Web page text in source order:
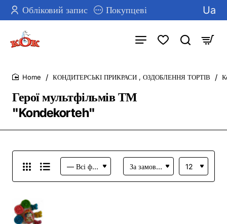
Обліковий запис Покупцеві Ua
Герої мультфільмів ТМ
"Kondekorteh"
КОНДИТЕРСЬКІ ПРИКРАСИ , ОЗДОБЛЕННЯ ТОРТІВ